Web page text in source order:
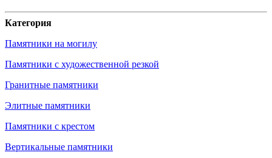
Категория
Памятники на могилу
Памятники с художественной резкой
Гранитные памятники
Элитные памятники
Памятники с крестом
Вертикальные памятники